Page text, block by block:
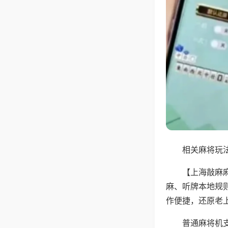
相关麻将玩
【上海敲
麻、听牌本地规
作便捷，还原老
普通麻将机